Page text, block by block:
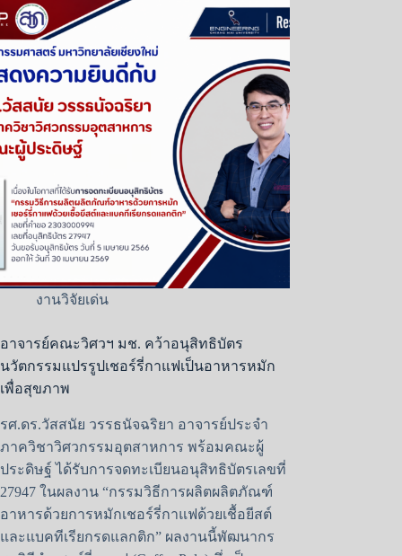
งานวิจัยเด่น
อาจารย์คณะวิศวฯ มช. คว้าอนุสิทธิบัตร
นวัตกรรมแปรรูปเชอร์รี่กาแฟเป็นอาหารหมัก
เพื่อสุขภาพ
รศ.ดร.วัสสนัย วรรธนัจฉริยา อาจารย์ประจำ
ภาควิชาวิศวกรรมอุตสาหการ พร้อมคณะผู้
ประดิษฐ์ ได้รับการจดทะเบียนอนุสิทธิบัตรเลขที่
27947 ในผลงาน “กรรมวิธีการผลิตผลิตภัณฑ์
อาหารด้วยการหมักเชอร์รี่กาแฟด้วยเชื้อยีสต์
และแบคทีเรียกรดแลกติก” ผลงานนี้พัฒนากร